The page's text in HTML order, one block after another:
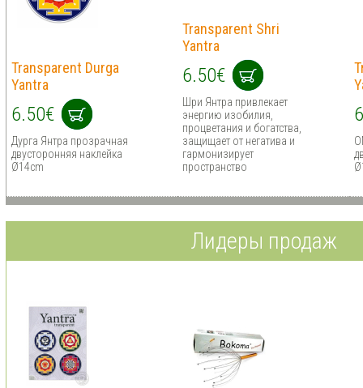
Transparent Durga
Yantra
6.50€
Дурга Янтра прозрачная
двусторонняя наклейка
Ø14cm
Transparent Shri
Yantra
6.50€
Шри Янтра привлекает
энергию изобилия,
процветания и богатства,
защищает от негатива и
гармонизирует
пространство
Лидеры продаж